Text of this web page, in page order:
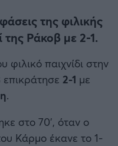
της φιλικής
της Ράκοβ με 2-1.
φιλικό παιχνίδι στην
επικράτησε 2-1 με
.
στο 70', όταν ο
Κάρμο έκανε το 1-